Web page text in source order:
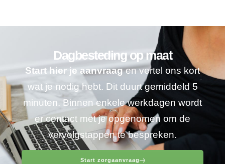
Dagbesteding op maat
Start hier je aanvraagen vertel ons kort
wat je nodig hebt. Dit duurt gemiddeld 5
minuten. Binnen enkele werkdagen wordt
er contact met je opgenomen om de
vervolgstappen te bespreken.
Start zorgaanvraag